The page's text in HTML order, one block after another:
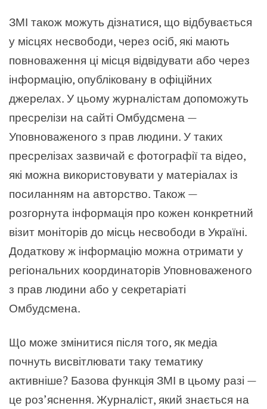
ЗМІ також можуть дізнатися, що відбувається
у місцях несвободи, через осіб, які мають
повноваження ці місця відвідувати або через
інформацію, опубліковану в офіційних
джерелах. У цьому журналістам допоможуть
пресрелізи на сайті Омбудсмена —
Уповноваженого з прав людини. У таких
пресрелізах зазвичай є фотографії та відео,
які можна використовувати у матеріалах із
посиланням на авторство. Також —
розгорнута інформація про кожен конкретний
візит моніторів до місць несвободи в Україні.
Додаткову ж інформацію можна отримати у
регіональних координаторів Уповноваженого
з прав людини або у секретаріаті
Омбудсмена.
Що може змінитися після того, як медіа
почнуть висвітлювати таку тематику
активніше? Базова функція ЗМІ в цьому разі —
це роз’яснення. Журналіст, який знається на